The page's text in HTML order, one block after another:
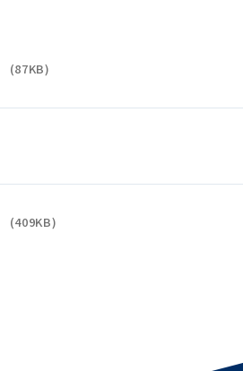
(87KB)
(409KB)